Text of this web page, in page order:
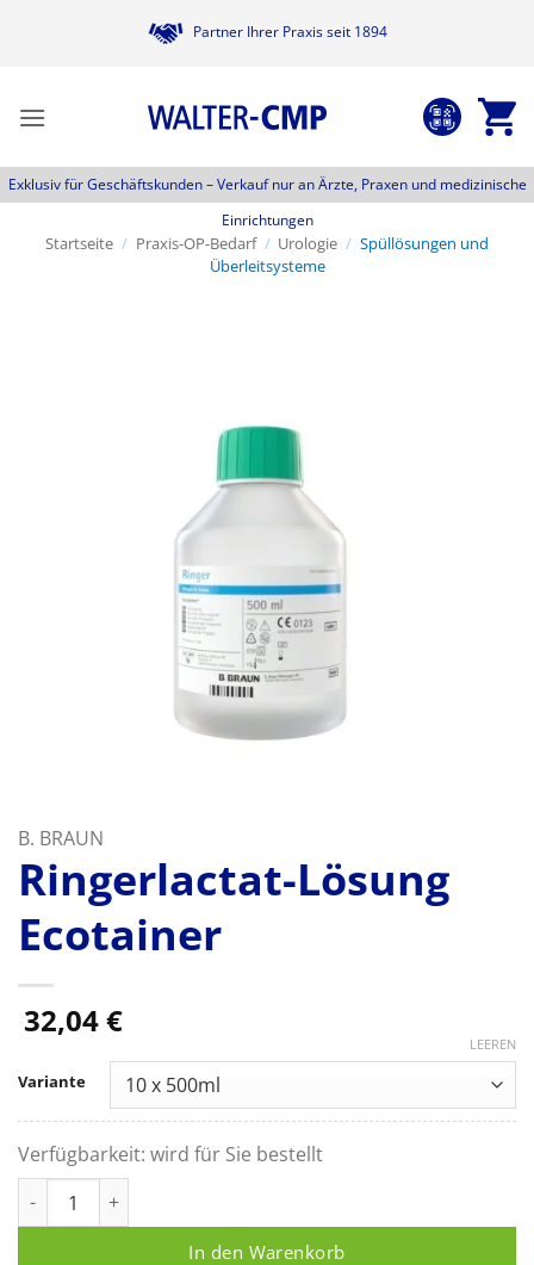
Partner Ihrer Praxis seit 1894
Exklusiv für Geschäftskunden –Verkauf nur an Ärzte, Praxen und medizinische
Einrichtungen
Startseite / Praxis-OP-Bedarf / Urologie / Spüllösungen und
Überleitsysteme
B. BRAUN
Ringerlactat-Lösung
Ecotainer
32,04€
Variante
LEEREN
Verfügbarkeit: wird für Sie bestellt
In den Warenkorb